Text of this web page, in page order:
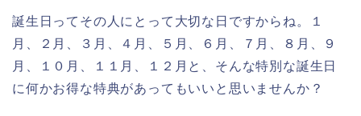
誕生日ってその人にとって大切な日ですからね。１
月、２月、３月、４月、５月、６月、７月、８月、９
月、１０月、１１月、１２月と、そんな特別な誕生日
に何かお得な特典があってもいいと思いませんか？